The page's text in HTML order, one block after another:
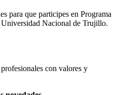
para que participes en Programa
Nacional de Trujillo.
con valores y